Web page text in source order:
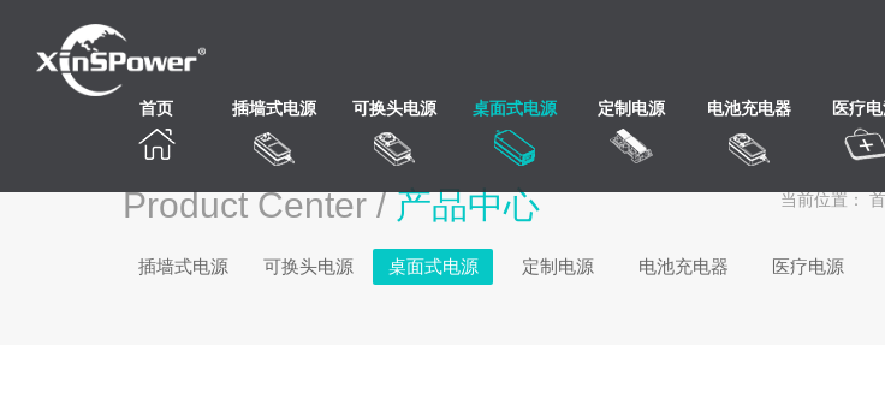
首页 插墙式电源 可换头电源 桌面式电源 定制电源 电池充电器 医疗
Product Center /产品中心 当前位置：
插墙式电源 可换头电源 桌面式电源 定制电源 电池充电器 医疗电源